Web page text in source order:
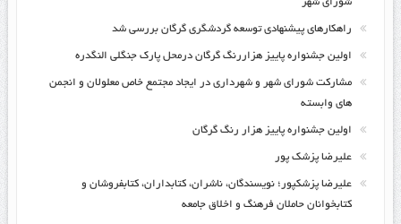
راهکارهای پیشنهادی توسعه گردشگری گرگان بررسی شد
اولین جشنواره پاییز هزاررنگ گرگان درمحل پارک جنگلی النگدره
مشارکت شورای شهر و شهرداری در ایجاد مجتمع خاص معلولان و انجمن
های وابسته
اولین جشنواره پاییز هزار رنگ گرگان
علیرضا پزشک پور
علیرضا پزشکپور؛ نویسندگان، ناشران، کتابداران، کتابفروشان و
کتابخوانان حاملان فرهنگ و اخلاق جامعه